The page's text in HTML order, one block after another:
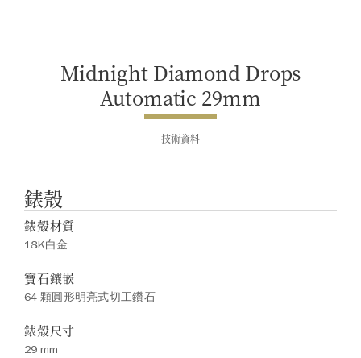
Midnight Diamond Drops
Automatic 29mm
技術資料
錶殼
錶殼材質
18K白金
寶石鑲嵌
64 顆圓形明亮式切工鑽石
錶殼尺寸
29 mm